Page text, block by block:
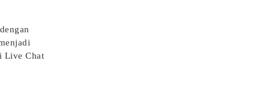
Live Chat